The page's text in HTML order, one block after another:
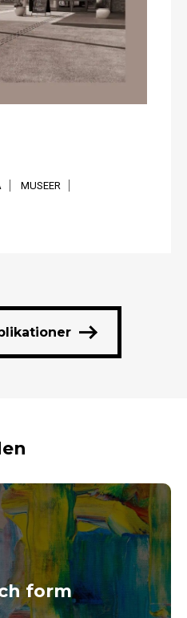
MUSEER
form